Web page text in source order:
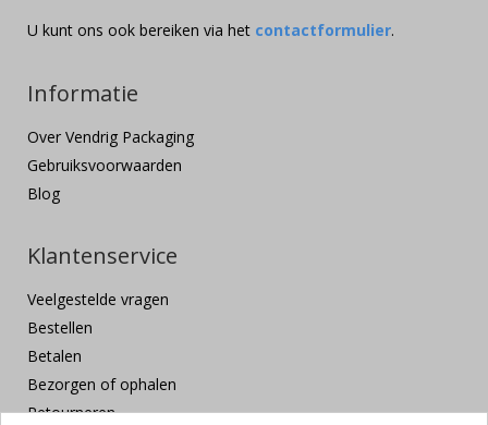
U kunt ons ook bereiken via het contactformulier.
Informatie
Over Vendrig Packaging
Gebruiksvoorwaarden
Blog
Klantenservice
Veelgestelde vragen
Bestellen
Betalen
Bezorgen of ophalen
Retourneren